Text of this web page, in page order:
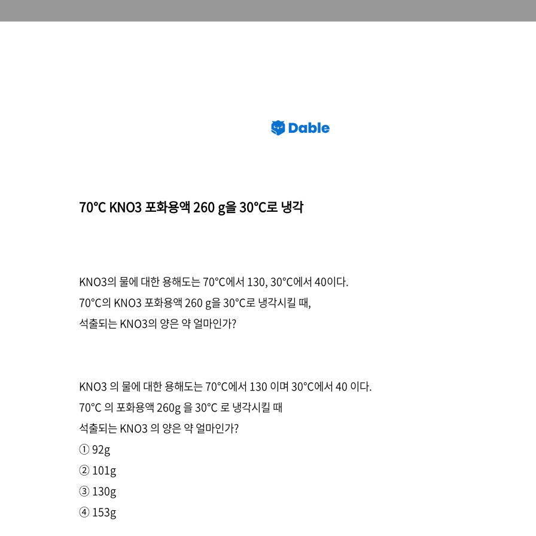
70℃ KNO3 포화용액 260 g을 30℃로 냉각
KNO3의 물에 대한 용해도는 70℃에서 130, 30℃에서 40이다.
70℃의 KNO3 포화용액 260 g을 30℃로 냉각시킬 때,
석출되는 KNO3의 양은 약 얼마인가?
KNO3 의 물에 대한 용해도는 70℃에서 130 이며 30℃에서 40 이다.
70℃ 의 포화용액 260g 을 30℃ 로 냉각시킬 때
석출되는 KNO3 의 양은 약 얼마인가?
① 92g
② 101g
③ 130g
④ 153g